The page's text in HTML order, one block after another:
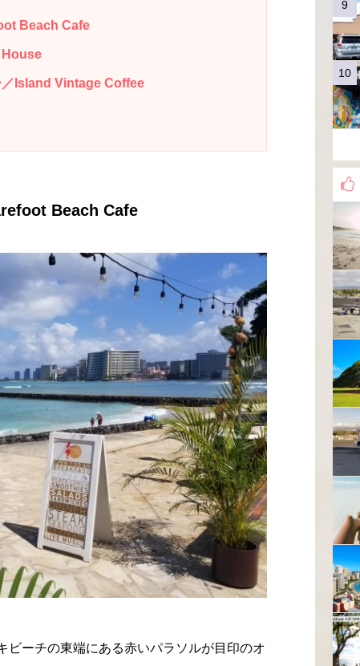
Beach Cafe
House
／Island Vintage Coffee
Beach Cafe
ビーチの東端にある赤いパラソルが目印のオ